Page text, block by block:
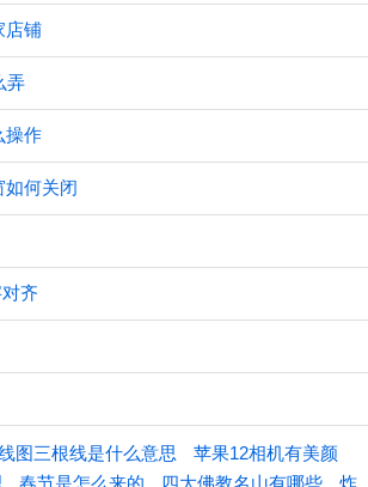
店铺
弄
操作
如何关闭
齐
图三根线是什么意思
苹果12相机有美颜
春节是怎么来的 四大佛教名山有哪些 炸